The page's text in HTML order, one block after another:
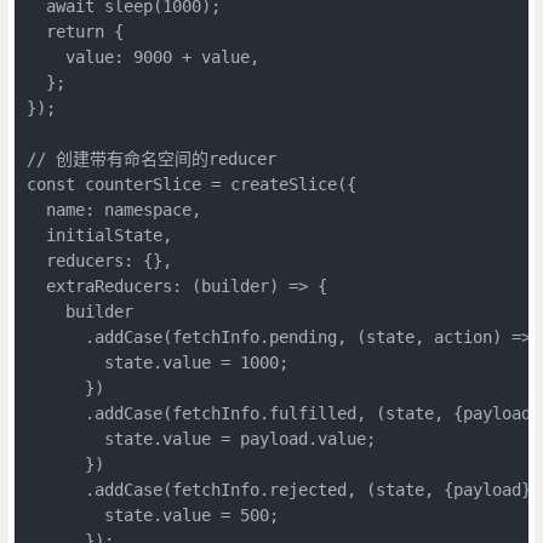
  await sleep(1000);
  return {
    value: 9000 + value,
  };
});
// 创建带有命名空间的reducer
const counterSlice = createSlice({
  name: namespace,
  initialState,
  reducers: {},
  extraReducers: (builder) => {
    builder
.addCase(fetchInfo.pending, (state, action) =>
        state.value = 1000;
      })
.addCase(fetchInfo.fulfilled, (state,
        state.value = payload.value;
      })
.addCase(fetchInfo.rejected, (state,
        state.value = 500;